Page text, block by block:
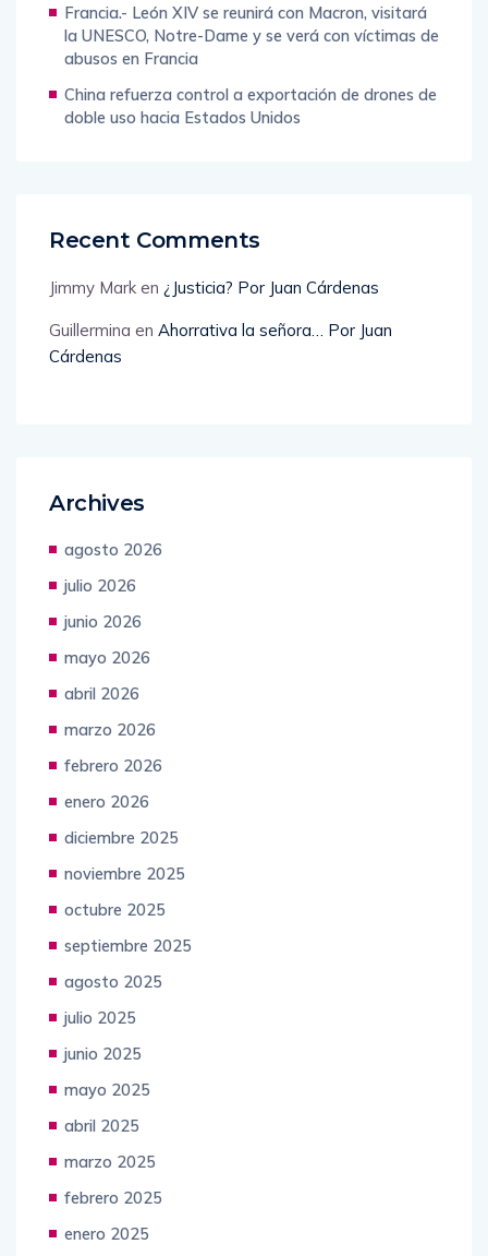
Francia.- León XIV se reunirá con Macron, visitará
la UNESCO, Notre-Dame y se verá con víctimas de
abusos en Francia
China refuerza control a exportación de drones de
doble uso hacia Estados Unidos
Recent Comments
Jimmy Mark en ¿Justicia? Por Juan Cárdenas
Guillermina en Ahorrativa la señora… Por Juan
Cárdenas
Archives
agosto 2026
julio 2026
junio 2026
mayo 2026
abril 2026
marzo 2026
febrero 2026
enero 2026
diciembre 2025
noviembre 2025
octubre 2025
septiembre 2025
agosto 2025
julio 2025
junio 2025
mayo 2025
abril 2025
marzo 2025
febrero 2025
enero 2025